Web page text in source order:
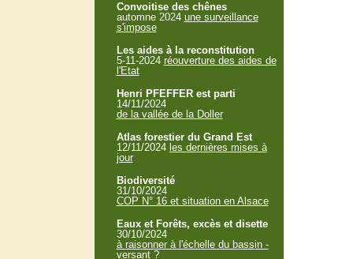
Convoitise des chênes
automne 2024 une surveillance
s'impose
Les aides à la reconstitution
5-11-2024 réouverture des aides de
l'Etat
Henri PFEFFER est parti
14/11/2024
de la vallée de la Doller
Atlas forestier du Grand Est
12/11/2024 les dernières mises à
jour
Biodiversité
31/10/2024
COP N° 16 et situation en Alsace
Eaux et Forêts, excès et disette
30/10/2024
à raisonner à l'échelle du bassin -
versant ?